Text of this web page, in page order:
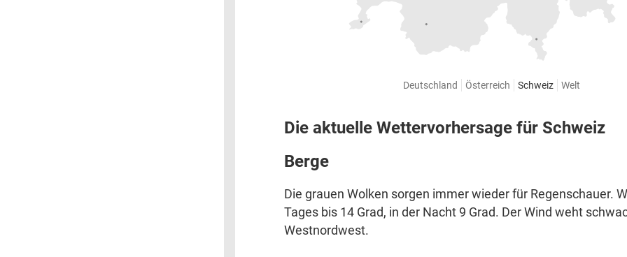
Deutschland Österreich Schweiz Welt
Die aktuelle Wettervorhersage für Schweiz
Berge
Die grauen Wolken sorgen immer wieder für Regenschauer.
Tages bis 14 Grad, in der Nacht 9 Grad. Der Wind weht
Westnordwest.